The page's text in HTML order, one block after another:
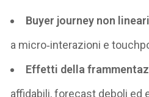
Buyer journey non lineari
a micro‑interazioni e
Effetti della
affidabili, forecast deboli ed